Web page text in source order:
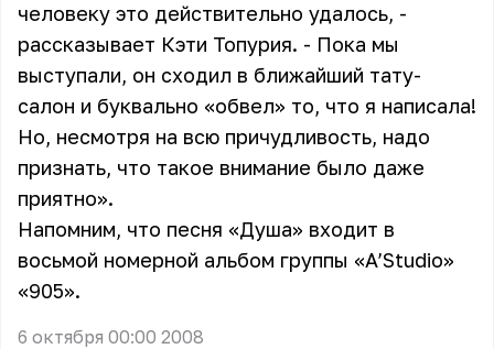
человеку это действительно удалось, -
рассказывает Кэти Топурия. - Пока мы
выступали, он сходил в ближайший тату-
салон и буквально «обвел» то, что я написала!
Но, несмотря на всю причудливость, надо
признать, что такое внимание было даже
приятно».
Напомним, что песня «Душа» входит в
восьмой номерной альбом группы «A’Studio»
«905».
6 октября 00:00 2008